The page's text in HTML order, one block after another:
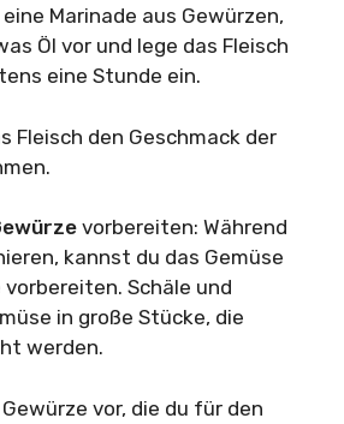
Marinade aus Gewürzen,
Öl vor und lege das Fleisch
eine Stunde ein.
Fleisch den Geschmack der
vorbereiten: Während
kannst du das Gemüse
vorbereiten. Schäle und
in große Stücke, die
werden.
vor, die du für den